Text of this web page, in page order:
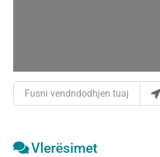
Fusni vendndodhjen tuaj
Vlerësimet